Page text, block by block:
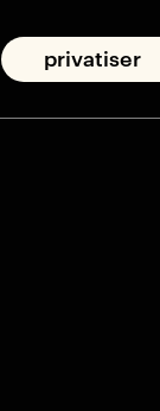
privatiser